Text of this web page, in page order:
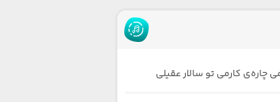
چاره‌ی کارمی تو سالار عقیلی